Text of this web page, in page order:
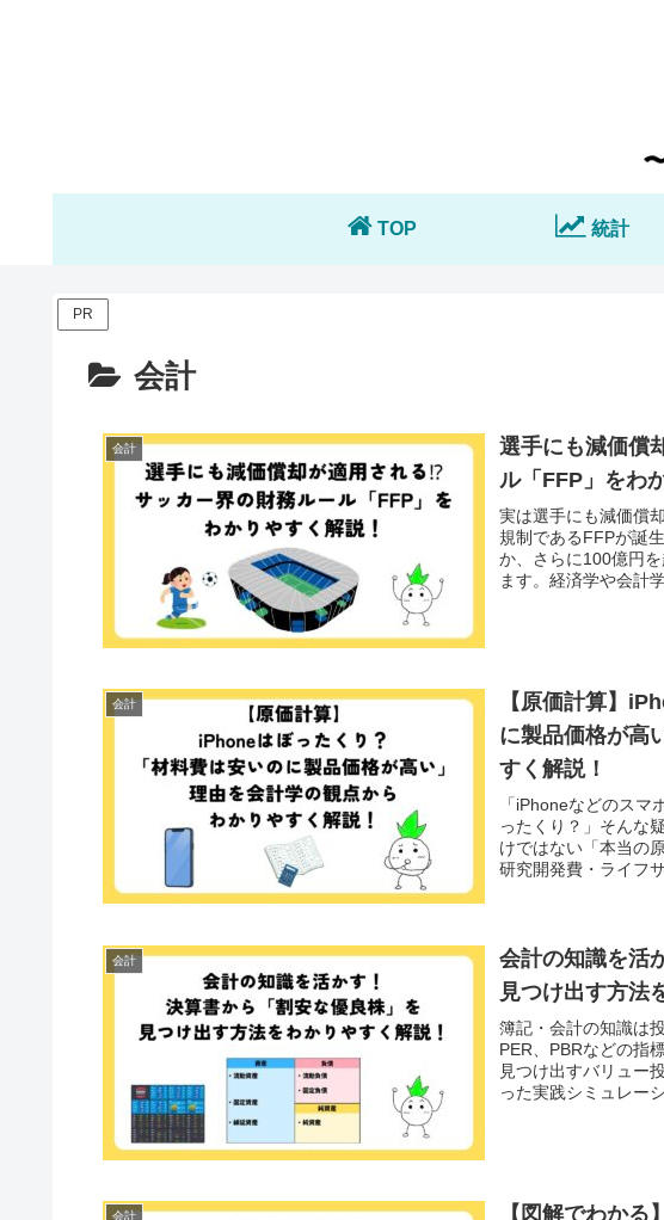
TOP 統計
PR
会計
会計
選手にも減価償
ル「FFP」をわ
実は選手にも減価償
規制であるFFPが誕
か、さらに100億円
ます。経済学や会計
会計
【原価計算】
に製品価格が高
すく解説！
「iPhoneなどのス
ったくり？」そんな
けではない「本当の
研究開発費・ライフ
会計
会計の知識を活
見つけ出す方法
簿記・会計の知識は
PER、PBRなどの指
見つけ出すバリュー
った実践シミュレー
会計
【図解でわか